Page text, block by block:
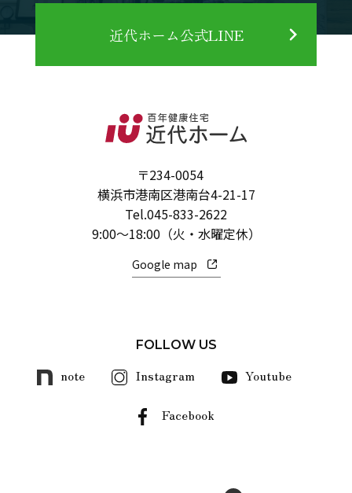
近代ホーム公式LINE
〒234-0054
横浜市港南区港南台4-21-17
Tel.045-833-2622
9:00～18:00（火・水曜定休）
Google map
FOLLOW US
note Instagram Youtube
Facebook